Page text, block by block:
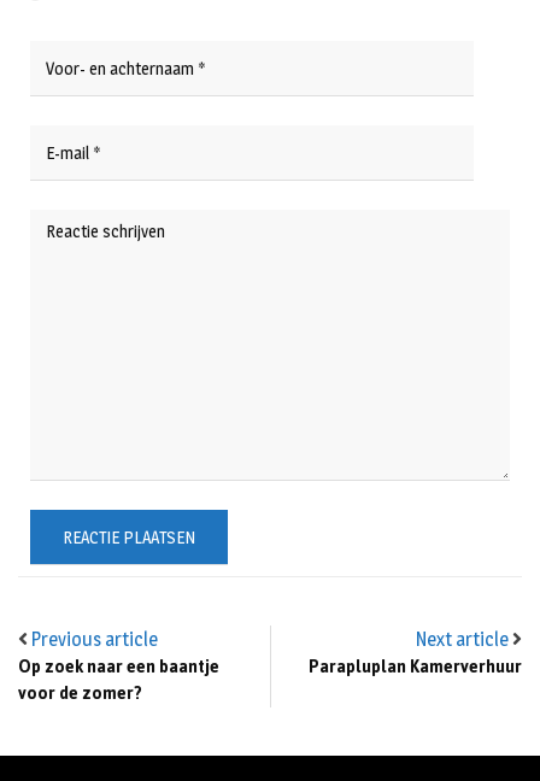
Previous article
Op zoek naar een baantje
voor de zomer?
Next article
Parapluplan Kamerverhuur